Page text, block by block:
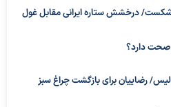
درخشش ستاره ایرانی مقابل غول
صحت دارد؟
رضاییان برای بازگشت چراغ سبز